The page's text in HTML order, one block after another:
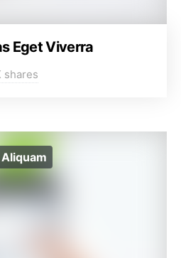
Eget Viverra
shares
Aliquam